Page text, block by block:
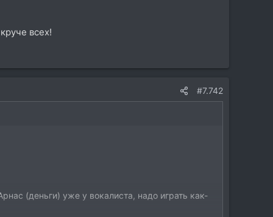
всех!
#7.742
(деньги) уже у вокалиста, надо играть как-